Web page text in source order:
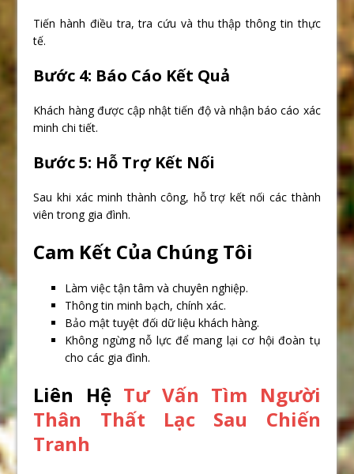
Tiến hành điều tra, tra cứu và thu thập thông tin thực
tế.
Bước 4: Báo Cáo Kết Quả
Khách hàng được cập nhật tiến độ và nhận báo cáo xác
minh chi tiết.
Bước 5: Hỗ Trợ Kết Nối
Sau khi xác minh thành công, hỗ trợ kết nối các thành
viên trong gia đình.
Cam Kết Của Chúng Tôi
Làm việc tận tâm và chuyên nghiệp.
Thông tin minh bạch, chính xác.
Bảo mật tuyệt đối dữ liệu khách hàng.
Không ngừng nỗ lực để mang lại cơ hội đoàn tụ
cho các gia đình.
Liên Hệ Tư Vấn Tìm Người
Thân Thất Lạc Sau Chiến
Tranh